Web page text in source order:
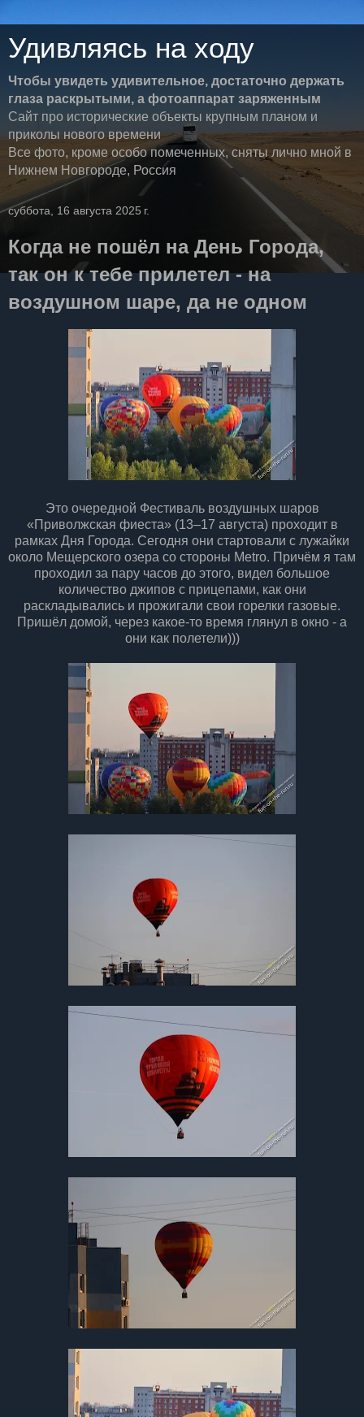
Удивляясь на ходу
Чтобы увидеть удивительное, достаточно держать
глаза раскрытыми, а фотоаппарат заряженным
Сайт про исторические объекты крупным планом и
приколы нового времени
Все фото, кроме особо помеченных, сняты лично мной в
Нижнем Новгороде, Россия
суббота, 16 августа 2025 г.
Когда не пошёл на День Города,
так он к тебе прилетел - на
воздушном шаре, да не одном
Это очередной Фестиваль воздушных шаров
«Приволжская фиеста» (13–17 августа) проходит в
рамках Дня Города. Сегодня они стартовали с лужайки
около Мещерского озера со стороны Metro. Причём я там
проходил за пару часов до этого, видел большое
количество джипов с прицепами, как они
раскладывались и прожигали свои горелки газовые.
Пришёл домой, через какое-то время глянул в окно - а
они как полетели)))